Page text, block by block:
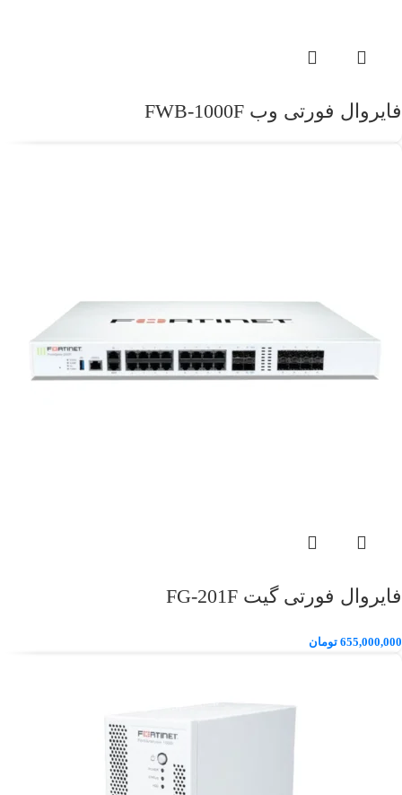
فایروال فورتی وب FWB-1000F
فایروال فورتی گیت FG-201F
655,000,000 تومان